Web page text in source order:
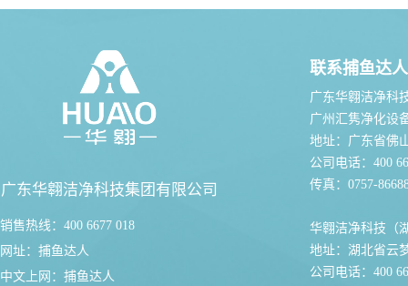
广东华翱洁净科技集团有限公司
销售热线：400 6677 018
网址： 捕鱼达人
中文上网： 捕鱼达人
联系捕鱼达人
广东华翱洁净科
广州汇隽净化设
地址：广东省佛
公司电话：400
传真：0757-
华翱洁净科技（
地址：湖北省云
公司电话：400